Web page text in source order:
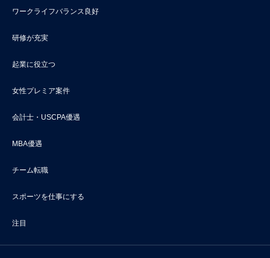
ワークライフバランス良好
研修が充実
起業に役立つ
女性プレミア案件
会計士・USCPA優遇
MBA優遇
チーム転職
スポーツを仕事にする
注目